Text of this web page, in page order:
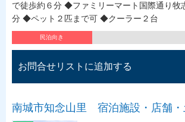
で徒歩約６分 ◆ファミリーマート国際通り牧
分 ◆ペット２匹まで可 ◆クーラー２台
民泊向き
お問合せリストに追加する
南城市知念山里 宿泊施設・店舗・